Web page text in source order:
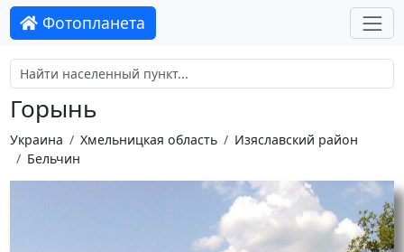
Фотопланета
Горынь
Украина Хмельницкая область
Изяславский район
Бельчин